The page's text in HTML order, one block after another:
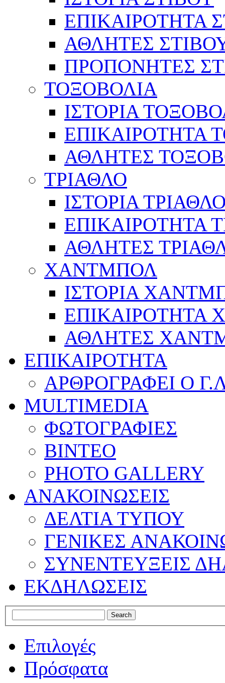
ΕΠΙΚΑΙΡΟΤΗΤΑ
ΑΘΛΗΤΕΣ
ΠΡΟΠΟΝΗΤΕΣ
ΤΟΞΟΒΟΛΙΑ
ΙΣΤΟΡΙΑ
ΕΠΙΚΑΙΡΟΤΗΤΑ
ΑΘΛΗΤΕΣ
ΤΡΙΑΘΛΟ
ΙΣΤΟΡΙΑ
ΕΠΙΚΑΙΡΟΤΗΤΑ
ΑΘΛΗΤΕΣ
ΧΑΝΤΜΠΟΛ
ΙΣΤΟΡΙΑ
ΕΠΙΚΑΙΡΟΤΗΤΑ
ΑΘΛΗΤΕΣ
ΕΠΙΚΑΙΡΟΤΗΤΑ
ΑΡΘΡΟΓΡΑΦΕΙ Ο
MULTIMEDIA
ΦΩΤΟΓΡΑΦΙΕΣ
ΒΙΝΤΕΟ
PHOTO GALLERY
ΑΝΑΚΟΙΝΩΣΕΙΣ
ΔΕΛΤΙΑ ΤΥΠΟΥ
ΓΕΝΙΚΕΣ
ΣΥΝΕΝΤΕΥΞΕΙΣ
ΕΚΔΗΛΩΣΕΙΣ
Επιλογές
Πρόσφατα